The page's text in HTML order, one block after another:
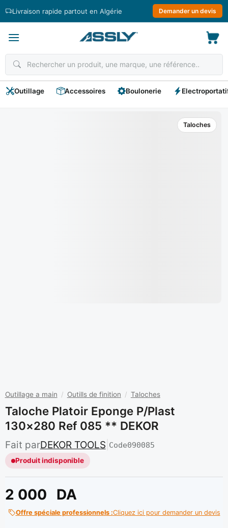
Livraison rapide partout en Algérie Demander un devis
Outillage Accessoires Boulonerie
Taloches
Outillage a main / Outills de finition / Taloches
Taloche Platoir Eponge P/plast
130×280 Ref 085 ** DEKOR
Fait parDEKOR TOOLS Code090085
Produit indisponible
2 000 DA
Offre spéciale professionnels :Cliquez ici pour demander un devis